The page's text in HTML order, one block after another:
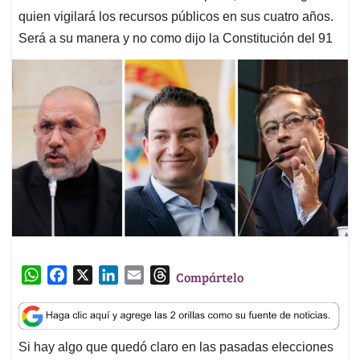
quien vigilará los recursos públicos en sus cuatro años.
Será a su manera y no como dijo la Constitución del 91
W
a
t
s
c
e
b
n
k
e
a
i
l
T
r
e
a
Compártelo
Si hay algo que quedó claro en las pasadas elecciones